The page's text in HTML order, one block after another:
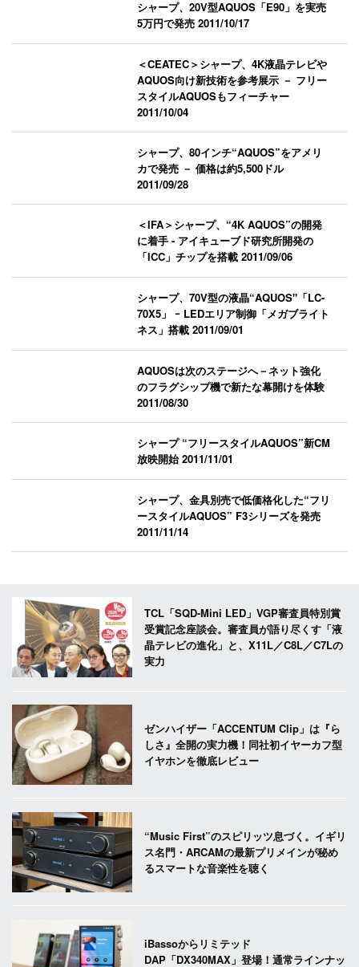
シャープ、20V型AQUOS「E90」を実売
5万円で発売2011/10/17
＜CEATEC＞シャープ、4K液晶テレビや
AQUOS向け新技術を参考展示 － フリー
スタイルAQUOSもフィーチャー
2011/10/04
シャープ、80インチ“AQUOS”をアメリ
カで発売 － 価格は約5,500ドル
2011/09/28
＜IFA＞シャープ、“4K AQUOS”の開発
に着手 - アイキューブド研究所開発の
「ICC」チップを搭載2011/09/06
シャープ、70V型の液晶“AQUOS"「LC-
70X5」 ｰ LEDエリア制御「メガブライト
ネス」搭載2011/09/01
AQUOSは次のステージへ－ネット強化
のフラグシップ機で新たな幕開けを体験
2011/08/30
シャープ “フリースタイルAQUOS”新CM
放映開始2011/11/01
シャープ、金具別売で低価格化した“フリ
ースタイルAQUOS” F3シリーズを発売
2011/11/14
TCL「SQD-Mini LED」VGP審査員特別賞
受賞記念座談会。審査員が語り尽くす「液
晶テレビの進化」と、X11L／C8L／C7Lの
実力
ゼンハイザー「ACCENTUM Clip」は『ら
しさ』全開の実力機！同社初イヤーカフ型
イヤホンを徹底レビュー
“Music First”のスピリッツ息づく。イギリ
ス名門・ARCAMの最新プリメインが秘め
るスマートな音楽性を聴く
iBassoからリミテッド
DAP「DX340MAX」登場！通常ラインナッ